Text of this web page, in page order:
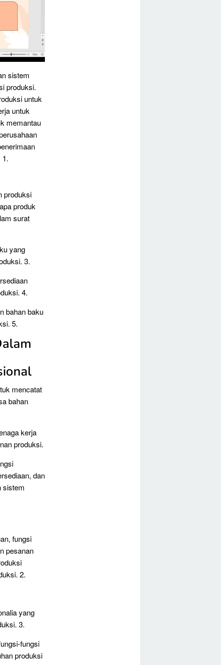
sistem
produksi.
untuk
untuk
memantau
1.
produksi
produk
surat
yang
3.
4.
bahan baku
5.
mencatat
bahan
kerja
produksi.
dan
sistem
fungsi
pesanan
2.
yang
3.
fungsi
produksi